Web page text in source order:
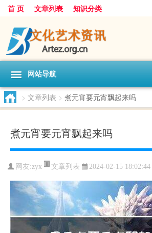
首 页 文章列表 知识分类
网站导航
> 文章列表 > 煮元宵要元宵飘起来吗
煮元宵要元宵飘起来吗
网友:zyx 文章列表 2024-02-15 18:02:44